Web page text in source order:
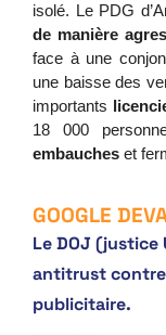
isolé. Le PDG
de manière
face à une
une baisse des
importants
18 000
embauches et
GOOGLE
Le DOJ (justice
antitrust
publicitaire.